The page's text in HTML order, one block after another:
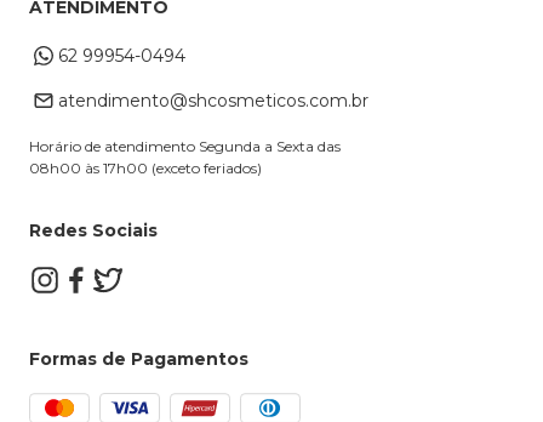
Cupons
Dúvidas Frequentes
Alterar Cadastro
ATENDIMENTO
62 99954-0494
atendimento@shcosmeticos.com.br
Horário de atendimento Segunda a Sexta das
08h00 às 17h00 (exceto feriados)
Redes Sociais
Formas de Pagamentos